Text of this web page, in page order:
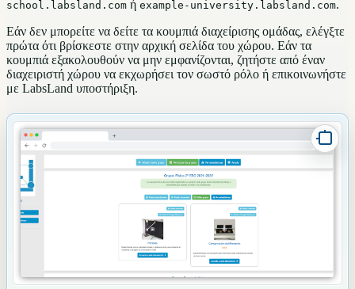
school.labsland.com ή example-university.labsland.com.
Εάν δεν μπορείτε να δείτε τα κουμπιά διαχείρισης ομάδας, ελέγξτε
πρώτα ότι βρίσκεστε στην αρχική σελίδα του χώρου. Εάν τα
κουμπιά εξακολουθούν να μην εμφανίζονται, ζητήστε από έναν
διαχειριστή χώρου να εκχωρήσει τον σωστό ρόλο ή επικοινωνήστε
με LabsLand υποστήριξη.